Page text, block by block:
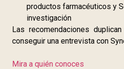
productos farmacéuticos y
investigación
Las recomendaciones
conseguir una entrevista con
Mira a quién conoces